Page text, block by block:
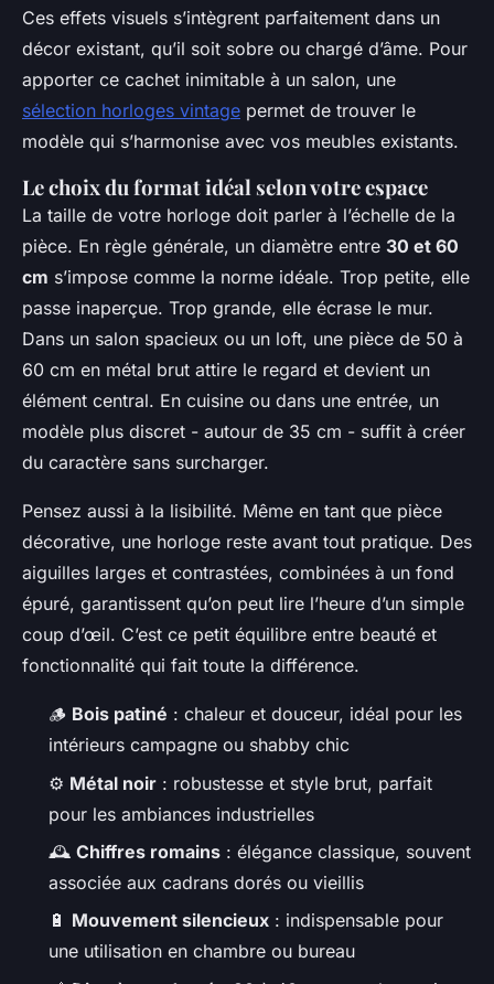
Ces effets visuels s’intègrent parfaitement dans un
décor existant, qu’il soit sobre ou chargé d’âme. Pour
apporter ce cachet inimitable à un salon, une
sélection horloges vintage permet de trouver le
modèle qui s’harmonise avec vos meubles existants.
Le choix du format idéal selon votre espace
La taille de votre horloge doit parler à l’échelle de la
pièce. En règle générale, un diamètre entre 30 et 60
cm s’impose comme la norme idéale. Trop petite, elle
passe inaperçue. Trop grande, elle écrase le mur.
Dans un salon spacieux ou un loft, une pièce de 50 à
60 cm en métal brut attire le regard et devient un
élément central. En cuisine ou dans une entrée, un
modèle plus discret - autour de 35 cm - suffit à créer
du caractère sans surcharger.
Pensez aussi à la lisibilité. Même en tant que pièce
décorative, une horloge reste avant tout pratique. Des
aiguilles larges et contrastées, combinées à un fond
épuré, garantissent qu’on peut lire l’heure d’un simple
coup d’œil. C’est ce petit équilibre entre beauté et
fonctionnalité qui fait toute la différence.
🪵 Bois patiné : chaleur et douceur, idéal pour les
intérieurs campagne ou shabby chic
⚙️ Métal noir : robustesse et style brut, parfait
pour les ambiances industrielles
🕰️ Chiffres romains : élégance classique, souvent
associée aux cadrans dorés ou vieillis
🔋 Mouvement silencieux : indispensable pour
une utilisation en chambre ou bureau